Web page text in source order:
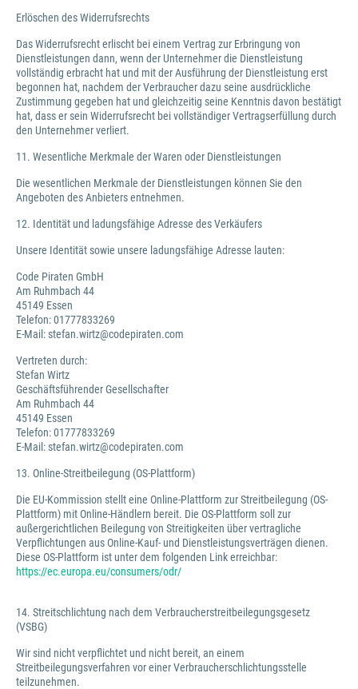
Erlöschen des Widerrufsrechts
Das Widerrufsrecht erlischt bei einem Vertrag zur Erbringung von
Dienstleistungen dann, wenn der Unternehmer die Dienstleistung
vollständig erbracht hat und mit der Ausführung der Dienstleistung erst
begonnen hat, nachdem der Verbraucher dazu seine ausdrückliche
Zustimmung gegeben hat und gleichzeitig seine Kenntnis davon bestätigt
hat, dass er sein Widerrufsrecht bei vollständiger Vertragserfüllung durch
den Unternehmer verliert.
11. Wesentliche Merkmale der Waren oder Dienstleistungen
Die wesentlichen Merkmale der Dienstleistungen können Sie den
Angeboten des Anbieters entnehmen.
12. Identität und ladungsfähige Adresse des Verkäufers
Unsere Identität sowie unsere ladungsfähige Adresse lauten:
Code Piraten GmbH
Am Ruhmbach 44
45149 Essen
Telefon: 01777833269
E-Mail: stefan.wirtz@codepiraten.com
Vertreten durch:
Stefan Wirtz
Geschäftsführender Gesellschafter
Am Ruhmbach 44
45149 Essen
Telefon: 01777833269
E-Mail: stefan.wirtz@codepiraten.com
13. Online-Streitbeilegung (OS-Plattform)
Die EU-Kommission stellt eine Online-Plattform zur Streitbeilegung (OS-
Plattform) mit Online-Händlern bereit. Die OS-Plattform soll zur
außergerichtlichen Beilegung von Streitigkeiten über vertragliche
Verpflichtungen aus Online-Kauf- und Dienstleistungsverträgen dienen.
Diese OS-Plattform ist unter dem folgenden Link erreichbar:
https://ec.europa.eu/consumers/odr/
14. Streitschlichtung nach dem Verbraucherstreitbeilegungsgesetz
(VSBG)
Wir sind nicht verpflichtet und nicht bereit, an einem
Streitbeilegungsverfahren vor einer Verbraucherschlichtungsstelle
teilzunehmen.